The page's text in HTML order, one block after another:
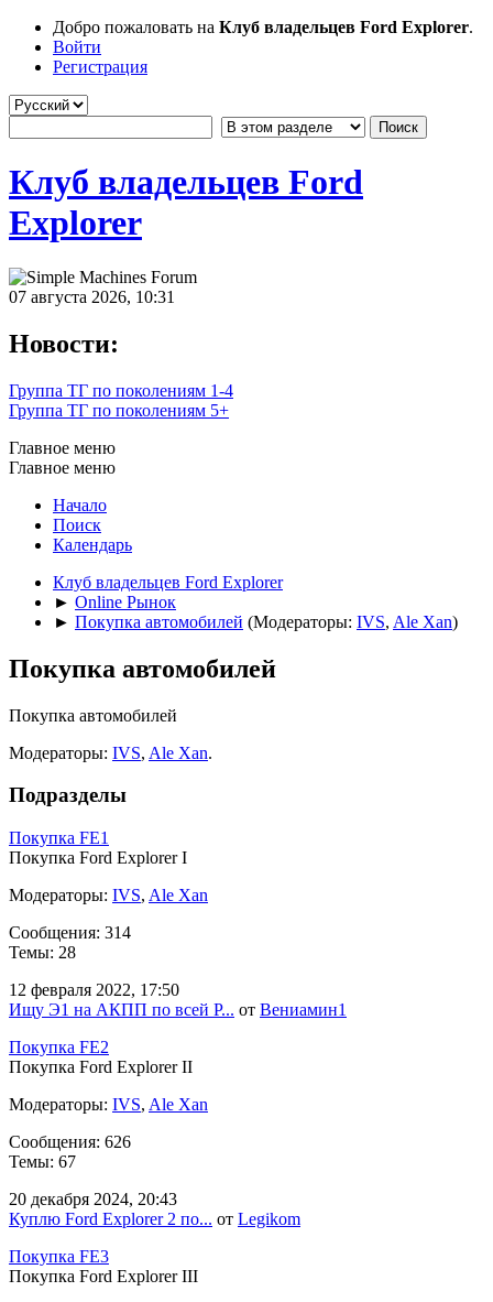
Добро пожаловать на Клуб владельцев Ford Explorer.
Войти
Регистрация
Клуб владельцев Ford
Explorer
07 августа 2026, 10:31
Новости:
Группа ТГ по поколениям 1-4
Группа ТГ по поколениям 5+
Главное меню
Главное меню
Начало
Поиск
Календарь
Клуб владельцев Ford Explorer
► Online Рынок
► Покупка автомобилей (Модераторы: IVS, Ale Xan)
Покупка автомобилей
Покупка автомобилей
Модераторы: IVS, Ale Xan.
Подразделы
Покупка FE1
Покупка Ford Explorer I
Модераторы: IVS, Ale Xan
Сообщения: 314
Темы: 28
12 февраля 2022, 17:50
Ищу Э1 на АКПП по всей Р... от Вениамин1
Покупка FE2
Покупка Ford Explorer II
Модераторы: IVS, Ale Xan
Сообщения: 626
Темы: 67
20 декабря 2024, 20:43
Куплю Ford Explorer 2 по... от Legikom
Покупка FE3
Покупка Ford Explorer III